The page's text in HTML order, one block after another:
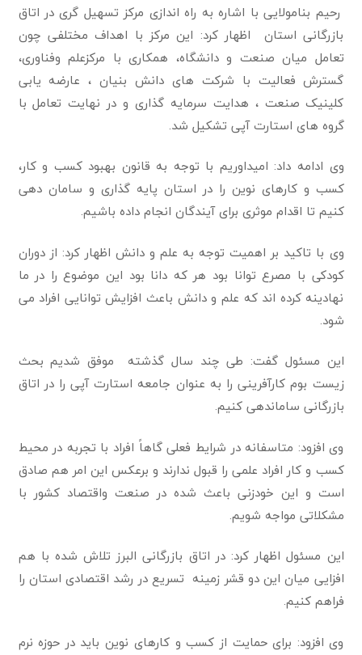
رحیم بنامولایی با اشاره به راه اندازی مرکز تسهیل گری در اتاق
بازرگانی استان اظهار کرد: این مرکز با اهداف مختلفی چون
تعامل میان صنعت و دانشگاه، همکاری با مرکزعلم وفناوری،
گسترش فعالیت با شرکت های دانش بنیان ، عارضه یابی
کلینیک صنعت ، هدایت سرمایه گذاری و در نهایت تعامل با
گروه های استارت آپی تشکیل شد.
وی ادامه داد: امیداوریم با توجه به قانون بهبود کسب و کار،
کسب و کارهای نوین را در استان پایه گذاری و سامان دهی
کنیم تا اقدام موثری برای آیندگان انجام داده باشیم.
وی با تاکید بر اهمیت توجه به علم و دانش اظهار کرد: از دوران
کودکی با مصرع توانا بود هر که دانا بود این موضوع را در ما
نهادینه کرده اند که علم و دانش باعث افزایش توانایی افراد می
شود.
این مسئول گفت: طی چند سال گذشته موفق شدیم بحث
زیست بوم کارآفرینی را به عنوان جامعه استارت آپی را در اتاق
بازرگانی ساماندهی کنیم.
وی افزود: متاسفانه در شرایط فعلی گاهاً افراد با تجربه در محیط
کسب و کار افراد علمی را قبول ندارند و برعکس این امر هم صادق
است و این خودزنی باعث شده در صنعت واقتصاد کشور با
مشکلاتی مواجه شویم.
این مسئول اظهار کرد: در اتاق بازرگانی البرز تلاش شده با هم
افزایی میان این دو قشر زمینه تسریع در رشد اقتصادی استان را
فراهم کنیم.
وی افزود: برای حمایت از کسب و کارهای نوین باید در حوزه نرم